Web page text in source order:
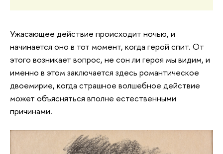
Ужасающее действие происходит ночью, и
начинается оно в тот момент, когда герой спит. От
этого возникает вопрос, не сон ли героя мы видим, и
именно в этом заключается здесь романтическое
двоемирие, когда страшное волшебное действие
может объясняться вполне естественными
причинами.